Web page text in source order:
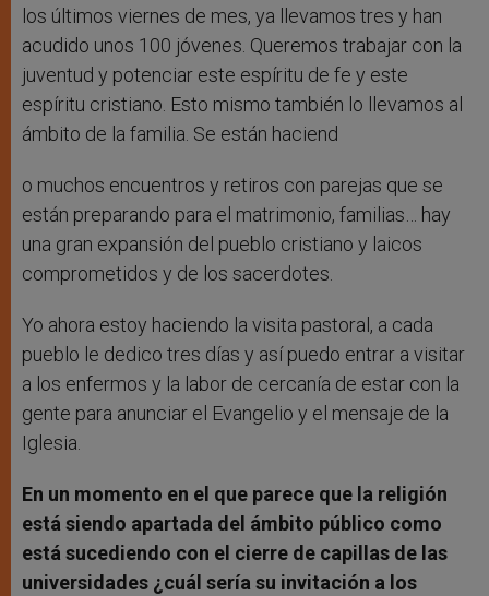
los últimos viernes de mes, ya llevamos tres y han
acudido unos 100 jóvenes. Queremos trabajar con la
juventud y potenciar este espíritu de fe y este
espíritu cristiano. Esto mismo también lo llevamos al
ámbito de la familia. Se están haciend
o muchos encuentros y retiros con parejas que se
están preparando para el matrimonio, familias… hay
una gran expansión del pueblo cristiano y laicos
comprometidos y de los sacerdotes.
Yo ahora estoy haciendo la visita pastoral, a cada
pueblo le dedico tres días y así puedo entrar a visitar
a los enfermos y la labor de cercanía de estar con la
gente para anunciar el Evangelio y el mensaje de la
Iglesia.
En un momento en el que parece que la religión
está siendo apartada del ámbito público como
está sucediendo con el cierre de capillas de las
universidades ¿cuál sería su invitación a los